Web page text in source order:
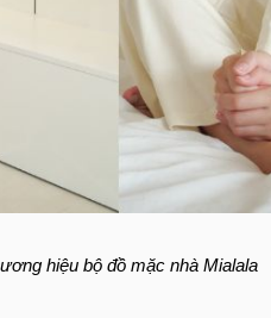
hiệu bộ đồ mặc nhà Mialala